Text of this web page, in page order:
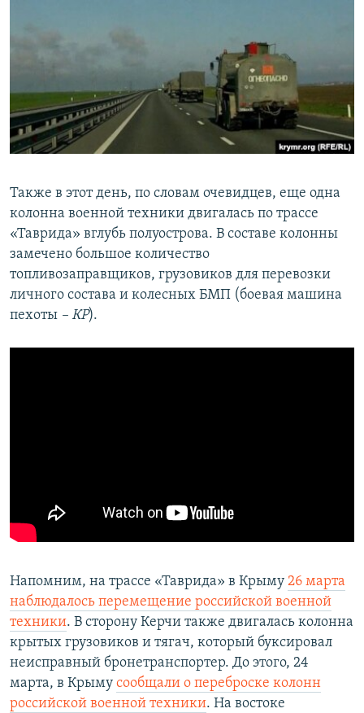
Также в этот день, по словам очевидцев, еще одна
колонна военной техники двигалась по трассе
«Таврида» вглубь полуострова. В составе колонны
замечено большое количество
топливозаправщиков, грузовиков для перевозки
личного состава и колесных БМП (боевая машина
пехоты – КР).
Напомним, на трассе «Таврида» в Крыму 26 марта
наблюдалось перемещение российской военной
техники. В сторону Керчи также двигалась колонна
крытых грузовиков и тягач, который буксировал
неисправный бронетранспортер. До этого, 24
марта, в Крыму сообщали о переброске колонн
российской военной техники. На востоке